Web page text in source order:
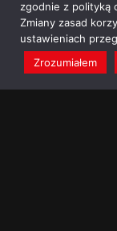
zgodnie z polityką
Zmiany zasad
ustawieniach
Zrozumiałem